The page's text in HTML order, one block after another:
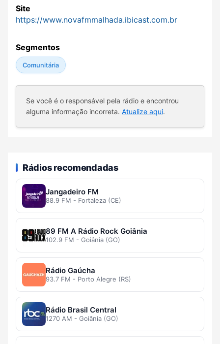
Site
https://www.novafmmalhada.ibicast.com.br
Segmentos
Comunitária
Se você é o responsável pela rádio e encontrou
alguma informação incorreta. Atualize aqui.
Rádios recomendadas
Jangadeiro FM
88.9 FM - Fortaleza (CE)
89 FM A Rádio Rock Goiânia
102.9 FM - Goiânia (GO)
Rádio Gaúcha
93.7 FM - Porto Alegre (RS)
Rádio Brasil Central
1270 AM - Goiânia (GO)